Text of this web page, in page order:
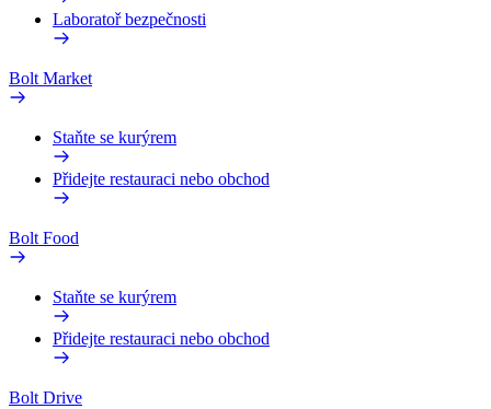
Laboratoř bezpečnosti
Bolt Market
Staňte se kurýrem
Přidejte restauraci nebo obchod
Bolt Food
Staňte se kurýrem
Přidejte restauraci nebo obchod
Bolt Drive